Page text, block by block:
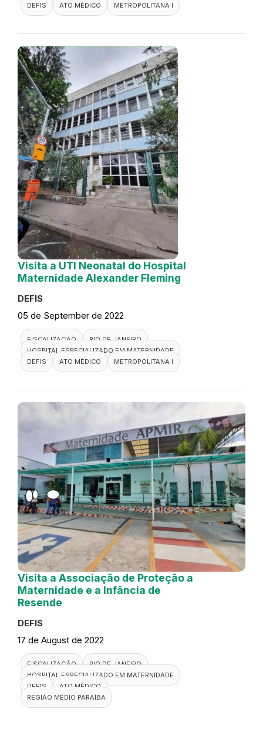
DEFIS
ATO MÉDICO METROPOLITANA I
Visita a UTI Neonatal do Hospital
Maternidade Alexander Fleming
DEFIS
05 de September de 2022
FISCALIZAÇÃO
RIO DE JANEIRO
HOSPITAL ESPECIALIZADO EM MATERNIDADE
DEFIS
ATO MÉDICO METROPOLITANA I
Visita a Associação de Proteção a
Maternidade e a Infância de
Resende
DEFIS
17 de August de 2022
FISCALIZAÇÃO
RIO DE JANEIRO
HOSPITAL ESPECIALIZADO EM MATERNIDADE
DEFIS
ATO MÉDICO
REGIÃO MÉDIO PARAÍBA